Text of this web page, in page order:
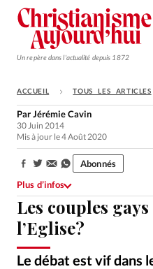
Un repère dans l'actualité depuis 1872
Monde
Opinions
Tous les articles
Faire un don
Emploi
ACCUEIL TOUS LES ARTICLES
Les couples
l’Eglise?
Le débat est vif dans
ParJérémie Cavin
30 Juin 2014
Mis à jour le 4 Août 2020
Partager:
Abonnés
Plus d’infos